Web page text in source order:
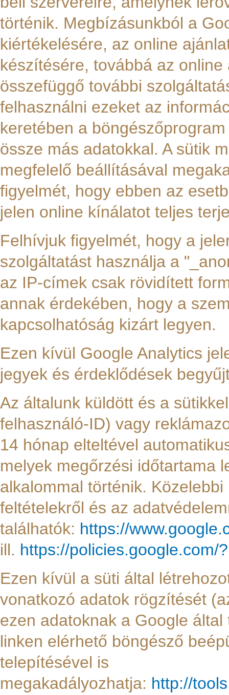
történik. Megbízásunkból a
kiértékelésére, az online
készítésére, továbbá az
összefüggő további
felhasználni ezeket az
keretében a
össze más adatokkal. A sütik
megfelelő beállításával
figyelmét, hogy ebben az
jelen online kínálatot teljes
Felhívjuk figyelmét, hogy a
szolgáltatást használja a
az IP-címek csak rövidített
annak érdekében, hogy a
kapcsolhatóság kizárt legyen.
Ezen kívül Google Analytics
jegyek és érdeklődések
Az általunk küldött és a
felhasználó-ID) vagy
14 hónap elteltével
melyek megőrzési időtartama
alkalommal történik.
feltételekről és az
találhatók: https://
ill. https://policies.google.com/
Ezen kívül a süti által
vonatkozó adatok rögzítését
ezen adatoknak a Google
linken elérhető böngésző
telepítésével is
megakadályozhatja: http://